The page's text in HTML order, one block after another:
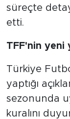
süreçte
etti.
TFF'nin yeni
Türkiye
yaptığı
sezonunda
kuralını